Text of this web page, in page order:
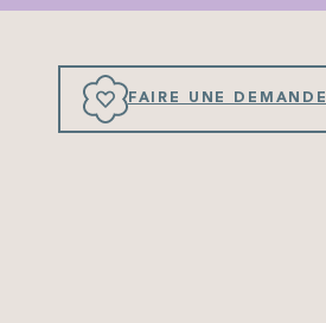
FAIRE UNE DEMANDE